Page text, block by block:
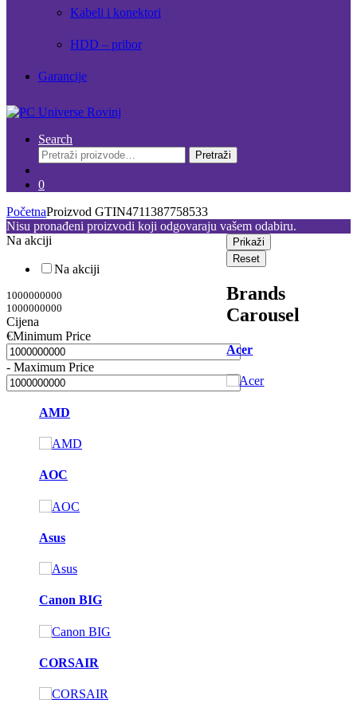
Kabeli i konektori
HDD – pribor
Garancije
Search
Pretraži:
Pretraži
0
PočetnaProizvod GTIN4711387758533
Nisu pronađeni proizvodi koji odgovaraju vašem odabiru.
Na akciji
Na akciji
1000000000
1000000000
Cijena
€Minimum Price
- Maximum Price
Prikaži
Reset
Brands
Carousel
Acer
AMD
AOC
Asus
Canon BIG
CORSAIR